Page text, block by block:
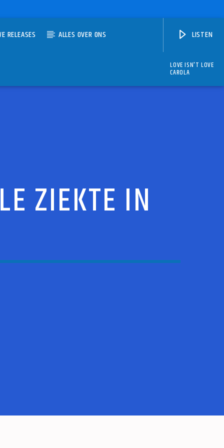
RELEASES ALLES OVER ONS LISTEN
LOVE ISN'T LOVE
CAROLA
ZIEKTE IN